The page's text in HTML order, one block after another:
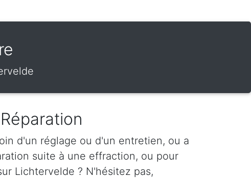
d'un réglage ou d'un entretien, ou a
suite à une effraction, ou pour
Lichtervelde ? N'hésitez pas,